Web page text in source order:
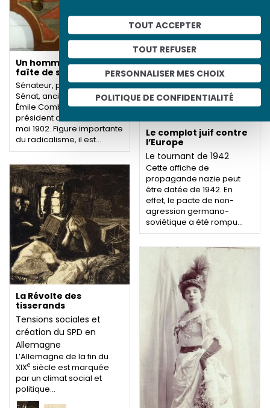
TOUT ACCEPTER
TOUT REFUSER
PERSONNALISER MES CHOIX
POLITIQUE DE CONFIDENTIALITÉ
Un homme politique au
faîte de sa puissance
Sénateur, président du
Sénat, ancien ministre,
Émile Combes devient
président du Conseil en
mai 1902. Figure importante
du radicalisme, il est…
Le complot juif contre
l’Europe
Le tournant de 1942
Cette affiche de
propagande nazie peut
être datée de 1942. En
effet, le pacte de non-
agression germano-
soviétique a été rompu…
La Révolte des
tisserands
Tensions sociales et
création du SPD en
Allemagne
L’Allemagne de la fin du
XIXe siècle est marquée
par un climat social et
politique…